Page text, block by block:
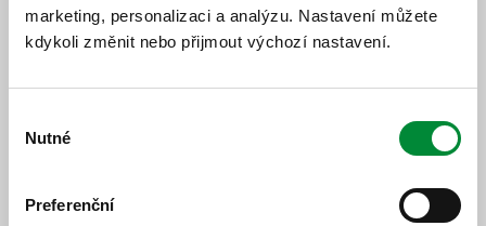
marketing, personalizaci a analýzu. Nastavení můžete
kdykoli změnit nebo přijmout výchozí nastavení.
souhlasu
Nutné
Preferenční
Všechny novinky